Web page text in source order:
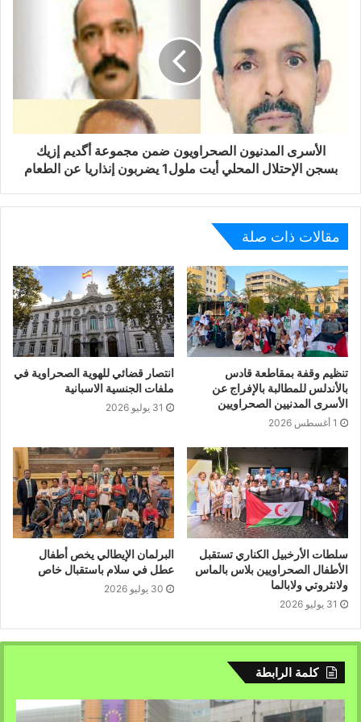
الأسرى المدنيون الصحراويون ضمن مجموعة أگديم إزيك
بسجن الإحتلال المحلي أيت ملول1 يضربون إنذاريا عن الطعام
مقالات ذات صلة
تنظيم وقفة بمقاطعة قادس
بالأندلس للمطالبة بالإفراج عن
الأسرى المدنيين الصحراويين
1 أغسطس 2026
انتصار قضائي للهوية الصحراوية في
ملفات الجنسية الاسبانية
31 يوليو 2026
سلطات الأرخبيل الكناري تستقبل
الأطفال الصحراويين بلاس بالماس
ولانثروتي ولابالما
31 يوليو 2026
البرلمان الإيطالي يخص أطفال
عطل في سلام باستقبال خاص
30 يوليو 2026
كلمة الرابطة